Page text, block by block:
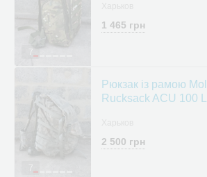
7
1 465 грн
7
Рюкзак із рамою
Rucksack ACU 100 L
2 500 грн